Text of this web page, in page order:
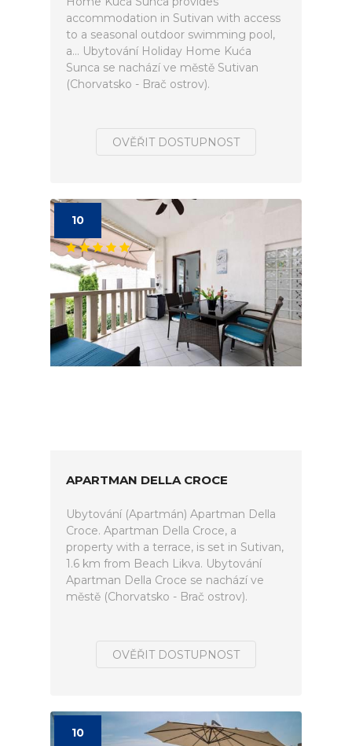
accommodation in Sutivan with access
to a seasonal outdoor swimming pool,
a... Ubytování Holiday Home Kuća
Sunca se nachází ve městě Sutivan
(Chorvatsko - Brač ostrov).
OVĚŘIT DOSTUPNOST
10
APARTMAN DELLA CROCE
Ubytování (Apartmán) Apartman Della
Croce. Apartman Della Croce, a
property with a terrace, is set in Sutivan,
1.6 km from Beach Likva. Ubytování
Apartman Della Croce se nachází ve
městě (Chorvatsko - Brač ostrov).
OVĚŘIT DOSTUPNOST
10